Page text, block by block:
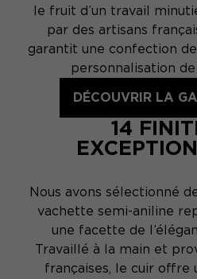
le fruit d’un travail
par des artisans
garantit une confection
personnalisation
DÉCOUVRIR LA
14
Nous avons sélectionné
vachette semi-aniline
une facette de
Travaillé à la main et
françaises, le cuir offre